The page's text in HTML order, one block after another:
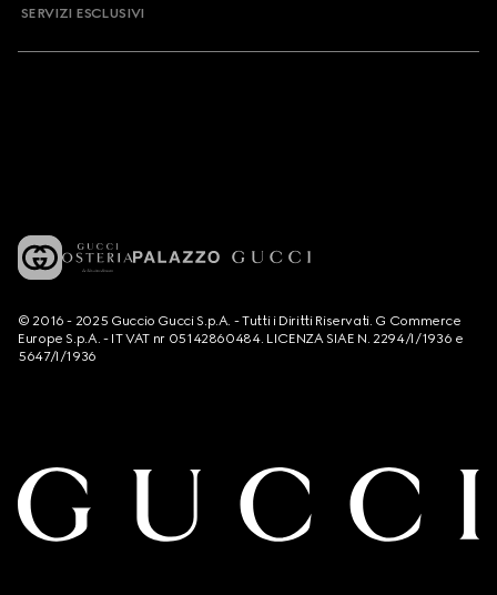
SERVIZI ESCLUSIVI
© 2016 - 2025 Guccio Gucci S.p.A. - Tutti i Diritti Riservati. G Commerce
Europe S.p.A. - IT VAT nr 05142860484. LICENZA SIAE N. 2294/I/1936 e
5647/I/1936